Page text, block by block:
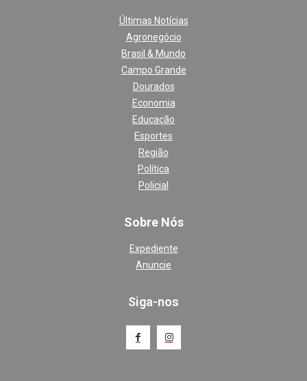
Últimas Notícias
Agronegócio
Brasil & Mundo
Campo Grande
Dourados
Economia
Educação
Esportes
Região
Política
Policial
Sobre Nós
Expediente
Anuncie
Siga-nos